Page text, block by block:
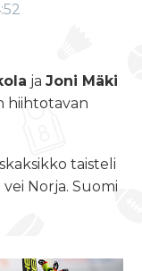
ja Joni Mäki
hiihtotavan
taisteli
Norja. Suomi